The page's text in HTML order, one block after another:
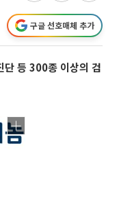
구글 선호매체 추가
단 등 300종 이상의 검